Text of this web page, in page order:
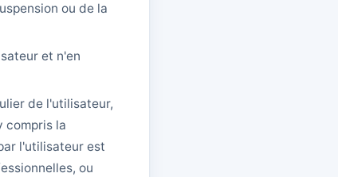
ou de la
et n'en
de l'utilisateur,
compris la
l'utilisateur est
ou